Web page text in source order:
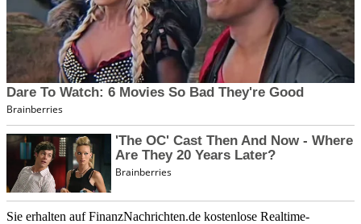
Sie erhalten auf FinanzNachrichten.de kostenlose Realtime-